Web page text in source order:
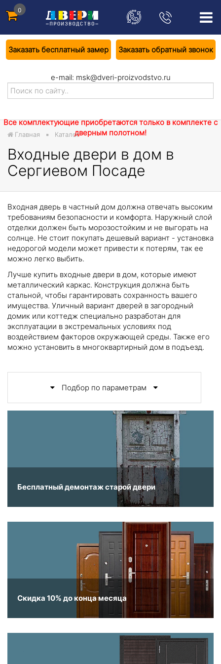
0
Заказать бесплатный замер Заказать обратный звонок
e-mail: msk@dveri-proizvodstvo.ru
Все комплектующие приобретаются только в комплекте с
дверным полотном!
Главная Каталог
Входные двери в дом в
Сергиевом Посаде
Входная дверь в частный дом должна отвечать высоким
требованиям безопасности и комфорта. Наружный слой
отделки должен быть морозостойким и не выгорать на
солнце. Не стоит покупать дешевый вариант - установка
недорогой модели может привести к потерям, так ее
можно легко выбить.
Лучше купить входные двери в дом, которые имеют
металлический каркас. Конструкция должна быть
стальной, чтобы гарантировать сохранность вашего
имущества. Уличный вариант дверей в загородный
домик или коттедж специально разработан для
эксплуатации в экстремальных условиях под
воздействием факторов окружающей среды. Также его
можно установить в многоквартирный дом в подъезд.
Подбор по параметрам
Бесплатный демонтаж старой двери
Скидка 10% до конца месяца